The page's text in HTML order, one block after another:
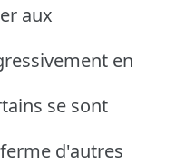
aux
en
se sont
d'autres